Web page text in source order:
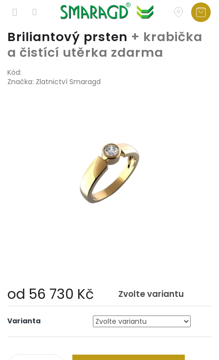
Přejít
obsah
Briliantový prsten + krabička
a čistící utěrka zdarma
Kód:
Značka: Zlatnictví Smaragd
od 56 730 Kč Zvolte variantu
cena:
Varianta